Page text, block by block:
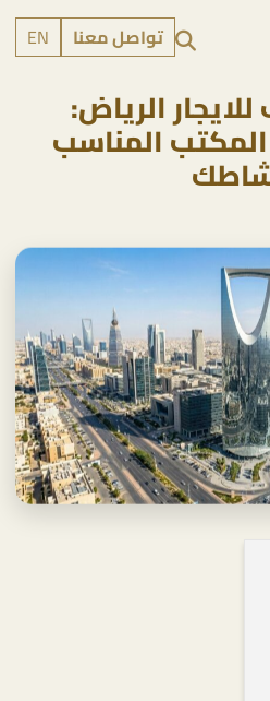
تواصل معنا EN
الرياض:
المكتب المناسب